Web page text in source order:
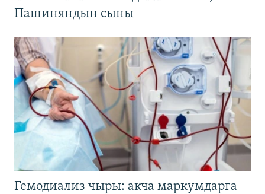
Пашиняндын сыны
Гемодиализ чыры: акча маркумдарга